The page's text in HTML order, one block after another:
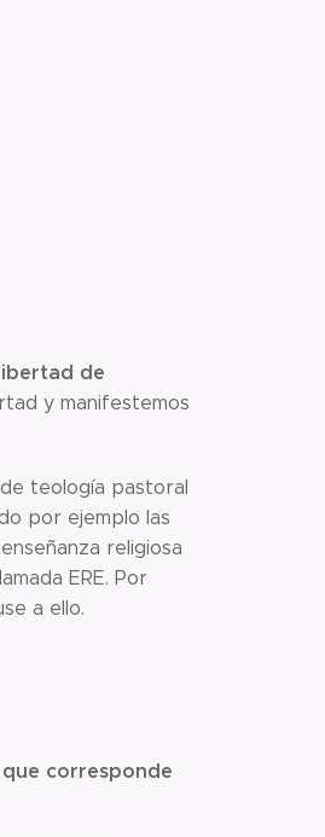
de
y manifestemos
teología pastoral
por ejemplo las
religiosa
ERE. Por
a ello.
corresponde